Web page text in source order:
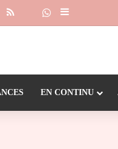
WhatsApp
RSS Dailymotion
Suivre la chaîne
Sidebar
EN CONTINU